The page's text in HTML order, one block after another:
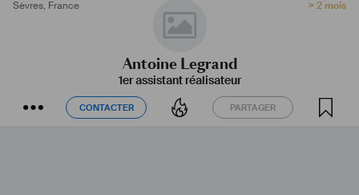
Sèvres, France > 2 mois
Antoine Legrand
1er assistant réalisateur
CONTACTER PARTAGER
CONTACTER PARTAGER